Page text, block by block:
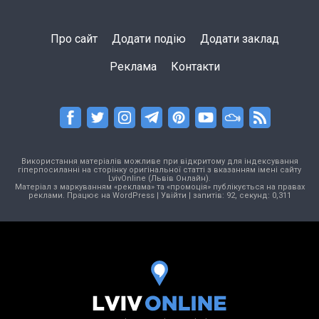
Про сайт Додати подію Додати заклад
Реклама Контакти
Використання матеріалів можливе при відкритому для індексування
гіперпосиланні на сторінку оригінальної статті з вказанням імені сайту
LvivOnline (Львів Онлайн).
Матеріал з маркуванням «реклама» та «промоція» публікується на правах
реклами. Працює на WordPress| Увійти | запитів: 92, секунд: 0,311